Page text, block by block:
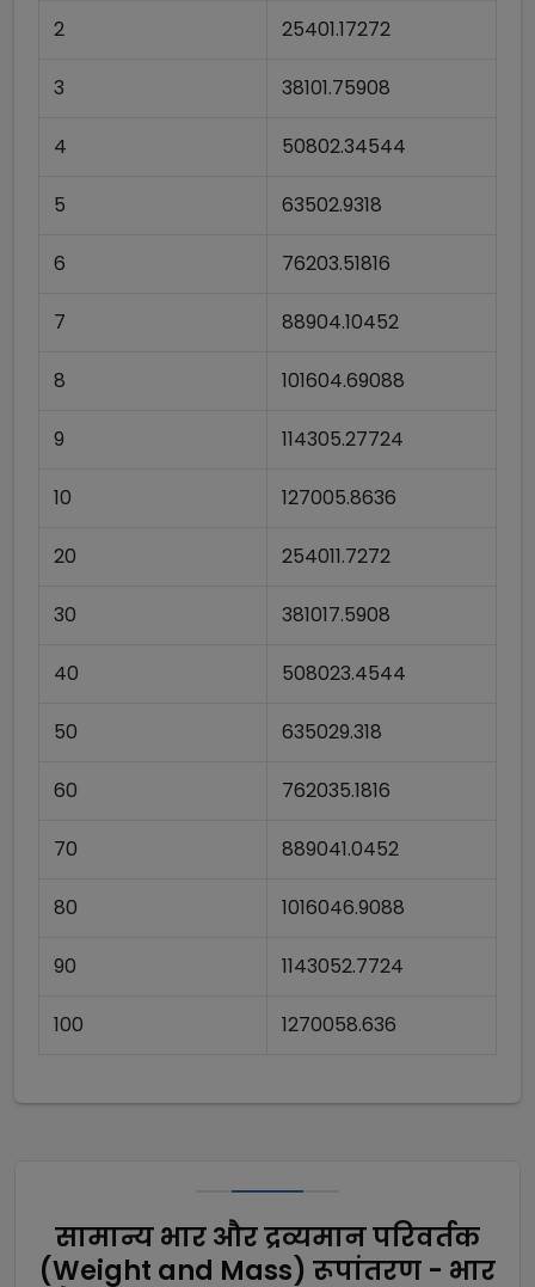
2 25401.17272
3 38101.75908
4 50802.34544
5 63502.9318
6 76203.51816
7 88904.10452
8 101604.69088
9 114305.27724
10 127005.8636
20 254011.7272
30 381017.5908
40 508023.4544
50 635029.318
60 762035.1816
70 889041.0452
80 1016046.9088
90 1143052.7724
100 1270058.636
सामान्य भार और द्रव्यमान परिवर्तक
(Weight and Mass) रूपांतरण - भार